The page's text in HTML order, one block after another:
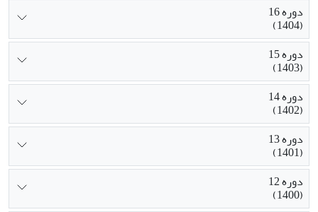
دوره 16
(1404)
دوره 15
(1403)
دوره 14
(1402)
دوره 13
(1401)
دوره 12
(1400)